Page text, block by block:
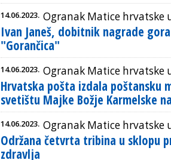
14.06.2023. Ogranak Matice hrvatske
Ivan Janeš, dobitnik nagrade
"Gorančica"
14.06.2023. Ogranak Matice hrvatske
Hrvatska pošta izdala poštansku
svetištu Majke Božje Karmelske
14.06.2023. Ogranak Matice hrvatske
Održana četvrta tribina u sklopu
zdravlja